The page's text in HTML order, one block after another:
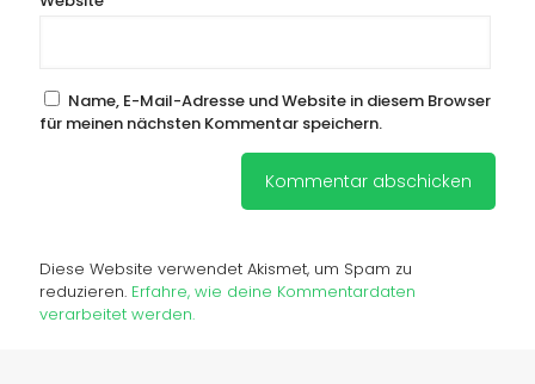
Name, E-Mail-Adresse und Website in diesem Browser
für meinen nächsten Kommentar speichern.
Diese Website verwendet Akismet, um Spam zu
reduzieren. Erfahre, wie deine Kommentardaten
verarbeitet werden.